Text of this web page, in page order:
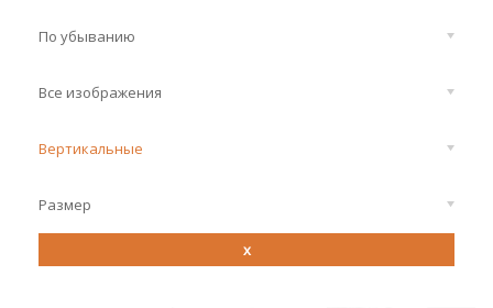
По убыванию
Все изображения
Вертикальные
Размер
x